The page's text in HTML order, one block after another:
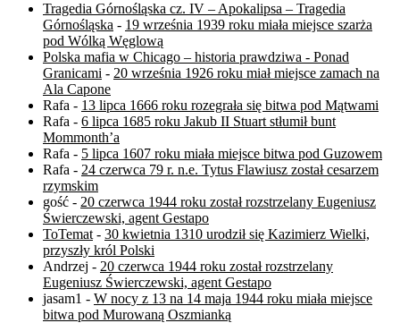
Tragedia Górnośląska cz. IV – Apokalipsa – Tragedia
Górnośląska - 19 września 1939 roku miała miejsce szarża
pod Wólką Węglową
Polska mafia w Chicago – historia prawdziwa - Ponad
Granicami - 20 września 1926 roku miał miejsce zamach na
Ala Capone
Rafa - 13 lipca 1666 roku rozegrała się bitwa pod Mątwami
Rafa - 6 lipca 1685 roku Jakub II Stuart stłumił bunt
Mommonth’a
Rafa - 5 lipca 1607 roku miała miejsce bitwa pod Guzowem
Rafa - 24 czerwca 79 r. n.e. Tytus Flawiusz został cesarzem
rzymskim
gość - 20 czerwca 1944 roku został rozstrzelany Eugeniusz
Świerczewski, agent Gestapo
ToTemat - 30 kwietnia 1310 urodził się Kazimierz Wielki,
przyszły król Polski
Andrzej - 20 czerwca 1944 roku został rozstrzelany
Eugeniusz Świerczewski, agent Gestapo
jasam1 - W nocy z 13 na 14 maja 1944 roku miała miejsce
bitwa pod Murowaną Oszmianką